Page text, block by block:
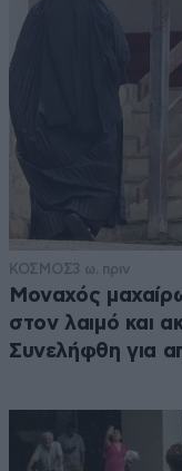
ΚΟΣΜΟΣ3 ω. πριν
Μοναχός
στον λαιμό και
Συνελήφθη για